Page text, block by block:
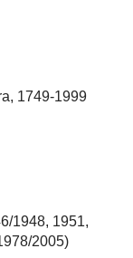
1749-1999
1948, 1951,
2005)